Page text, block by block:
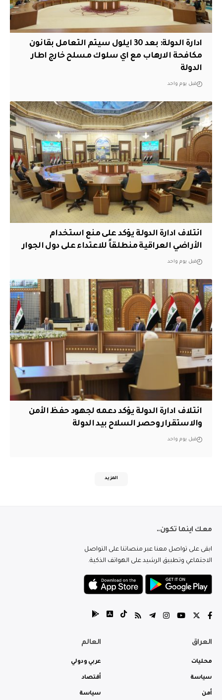
ادارة الدولة: بعد 30 ايلول سيتم التعامل بقانون
مكافحة الارهاب مع اي سلوك مسلح خارج اطار
الدولة
قبل يوم واحد
ائتلاف ادارة الدولة يؤكد على منع استخدام
الأراضي العراقية منطلقاً للاعتداء على دول الجوار
قبل يوم واحد
ائتلاف ادارة الدولة يؤكد دعمه لجهود حفظ الأمن
والاستقرار وحصر السلاح بيد الدولة
قبل يوم واحد
المزيد
معك اينما تكون..
ابقى على تواصل معنا عبر منصاتنا على التواصل
الاجتماعي وتطبيق الرشيد على الهواتف الذكية.
العراق
محليات
سياسة
أمن
العالم
عربي ودولي
أقتصاد
سياسة